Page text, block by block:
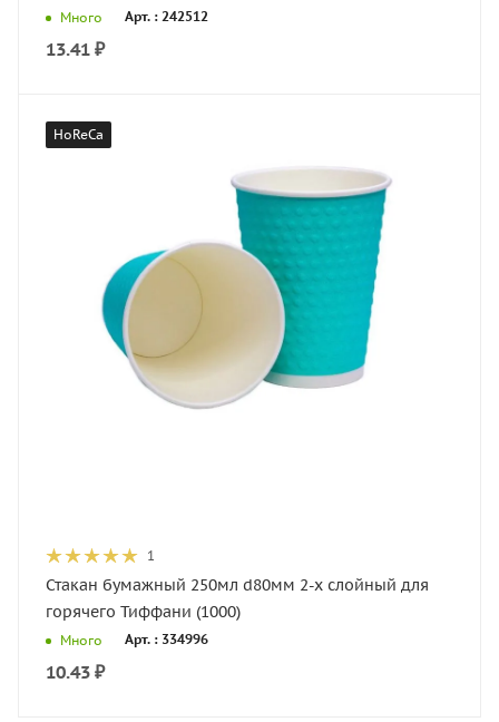
Много Арт. : 242512
13.41 ₽
HoReCa
1
Стакан бумажный 250мл d80мм 2-х слойный для
горячего Тиффани (1000)
Много Арт. : 334996
10.43 ₽